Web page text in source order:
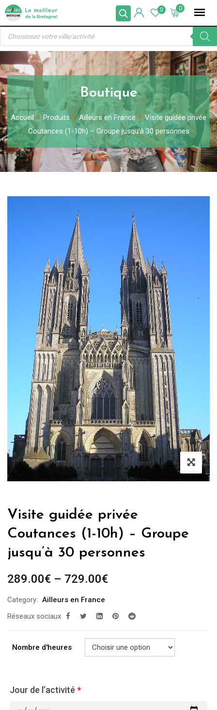
Skip
content
0
0
Recherche
produits
Boutique
Accueil Produits Ailleurs en France
Visite guidée privée
Coutances (1-10h) – Groupe jusqu’à 30 personnes
Visite guidée privée
Coutances (1-10h) – Groupe
jusqu’à 30 personnes
289.00€ – 729.00€
Category: Ailleurs en France
Réseaux sociaux
Nombre d'heures
Jour de l’activité *